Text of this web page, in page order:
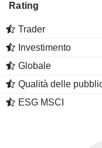
Rating
Trader
Investimento
Globale
Qualità delle
ESG MSCI